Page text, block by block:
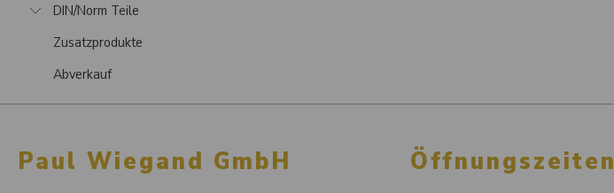
DIN/Norm Teile
Zusatzprodukte
Abverkauf
Paul Wiegand GmbH Öffnungszeiten